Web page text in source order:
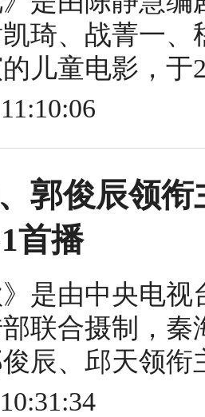
琦、战菁一
儿童电影，于
郭俊辰领
首播
》是由中央电
联合摄制，
辰、邱天领